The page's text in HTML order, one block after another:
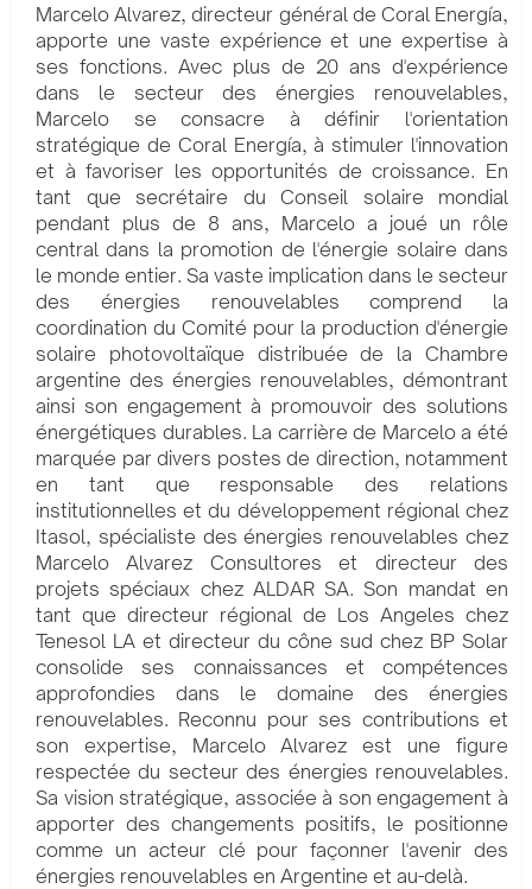
Marcelo Alvarez, directeur général de Coral Energía,
apporte une vaste expérience et une expertise à
ses fonctions. Avec plus de 20 ans d'expérience
dans le secteur des énergies renouvelables,
Marcelo se consacre à définir l'orientation
stratégique de Coral Energía, à stimuler l'innovation
et à favoriser les opportunités de croissance. En
tant que secrétaire du Conseil solaire mondial
pendant plus de 8 ans, Marcelo a joué un rôle
central dans la promotion de l'énergie solaire dans
le monde entier. Sa vaste implication dans le secteur
des énergies renouvelables comprend la
coordination du Comité pour la production d'énergie
solaire photovoltaïque distribuée de la Chambre
argentine des énergies renouvelables, démontrant
ainsi son engagement à promouvoir des solutions
énergétiques durables. La carrière de Marcelo a été
marquée par divers postes de direction, notamment
en tant que responsable des relations
institutionnelles et du développement régional chez
Itasol, spécialiste des énergies renouvelables chez
Marcelo Alvarez Consultores et directeur des
projets spéciaux chez ALDAR SA. Son mandat en
tant que directeur régional de Los Angeles chez
Tenesol LA et directeur du cône sud chez BP Solar
consolide ses connaissances et compétences
approfondies dans le domaine des énergies
renouvelables. Reconnu pour ses contributions et
son expertise, Marcelo Alvarez est une figure
respectée du secteur des énergies renouvelables.
Sa vision stratégique, associée à son engagement à
apporter des changements positifs, le positionne
comme un acteur clé pour façonner l'avenir des
énergies renouvelables en Argentine et au-delà.